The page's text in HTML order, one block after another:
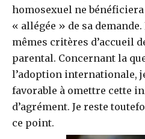
homosexuel ne bénéficiera
« allégée » de sa
mêmes critères d’accueil
parental. Concernant la
l’adoption internationale,
favorable à omettre cette
d’agrément. Je reste
ce point.